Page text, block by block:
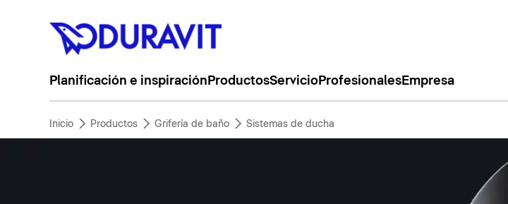
Planificación e inspiración ProductosServicioProfesionalesEmpresa
Inicio Productos Grifería de baño Sistemas de ducha